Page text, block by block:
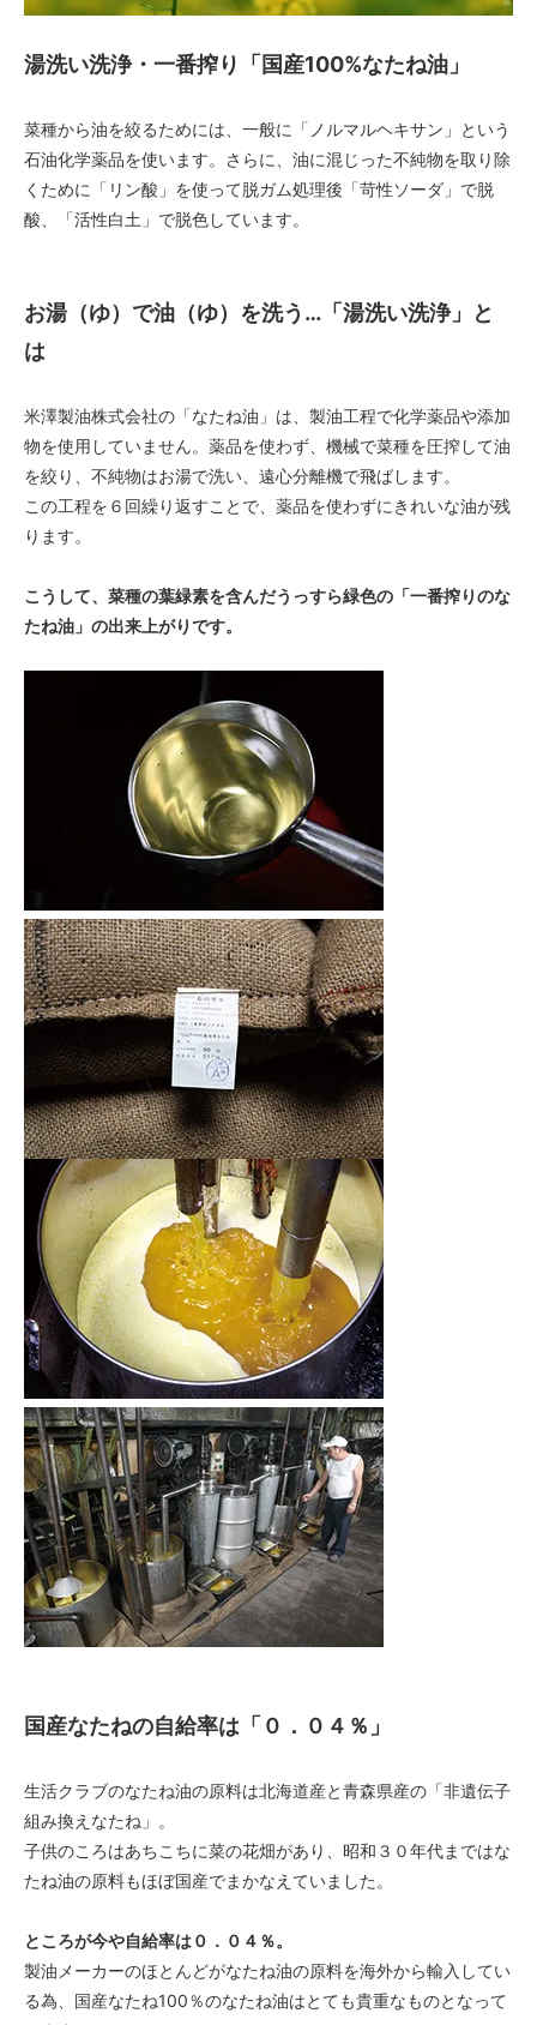
湯洗い洗浄・一番搾り「国産100%なたね油」
菜種から油を絞るためには、一般に「ノルマルヘキサン」という
石油化学薬品を使います。さらに、油に混じった不純物を取り除
くために「リン酸」を使って脱ガム処理後「苛性ソーダ」で脱
酸、「活性白土」で脱色しています。
お湯（ゆ）で油（ゆ）を洗う…「湯洗い洗浄」と
は
米澤製油株式会社の「なたね油」は、製油工程で化学薬品や添加
物を使用していません。薬品を使わず、機械で菜種を圧搾して油
を絞り、不純物はお湯で洗い、遠心分離機で飛ばします。
この工程を６回繰り返すことで、薬品を使わずにきれいな油が残
ります。
こうして、菜種の葉緑素を含んだうっすら緑色の「一番搾りのな
たね油」の出来上がりです。
国産なたねの自給率は「０．０４％」
生活クラブのなたね油の原料は北海道産と青森県産の「非遺伝子
組み換えなたね」。
子供のころはあちこちに菜の花畑があり、昭和３０年代まではな
たね油の原料もほぼ国産でまかなえていました。
ところが今や自給率は０．０４％。
製油メーカーのほとんどがなたね油の原料を海外から輸入してい
る為、国産なたね100％のなたね油はとても貴重なものとなって